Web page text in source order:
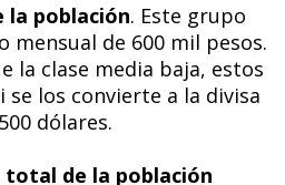
la población. Este grupo
de 600 mil pesos.
la clase media baja, estos
los convierte a la divisa
dólares.
total de la población